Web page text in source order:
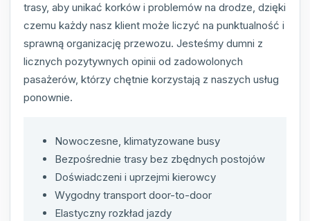
trasy, aby unikać korków i problemów na drodze, dzięki
czemu każdy nasz klient może liczyć na punktualność i
sprawną organizację przewozu. Jesteśmy dumni z
licznych pozytywnych opinii od zadowolonych
pasażerów, którzy chętnie korzystają z naszych usług
ponownie.
Nowoczesne, klimatyzowane busy
Bezpośrednie trasy bez zbędnych postojów
Doświadczeni i uprzejmi kierowcy
Wygodny transport door-to-door
Elastyczny rozkład jazdy